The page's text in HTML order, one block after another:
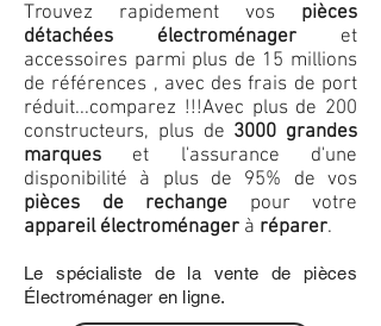
Trouvez rapidement vos pièces
détachées électroménager et
accessoires parmi plus de 15 millions
de références , avec des frais de port
réduit...comparez !!!Avec plus de 200
constructeurs, plus de 3000 grandes
marques et l'assurance d'une
disponibilité à plus de 95% de vos
pièces de rechange pour votre
appareil électroménager à réparer.
Le spécialiste de la vente de pièces
Électroménager en ligne.